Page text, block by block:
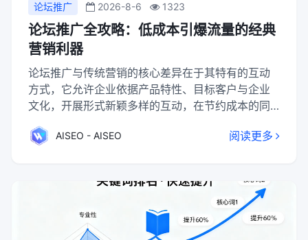
论坛推广 2026-8-6 1323
论坛推广全攻略：低成本引爆流量的经典
营销利器
论坛推广与传统营销的核心差异在于其特有的互动
方式，它允许企业依据产品特性、目标客户与企业
文化，开展形式新颖多样的互动，在节约成本的同
的高效网络营销手段。
AISEO - AISEO 阅读更多